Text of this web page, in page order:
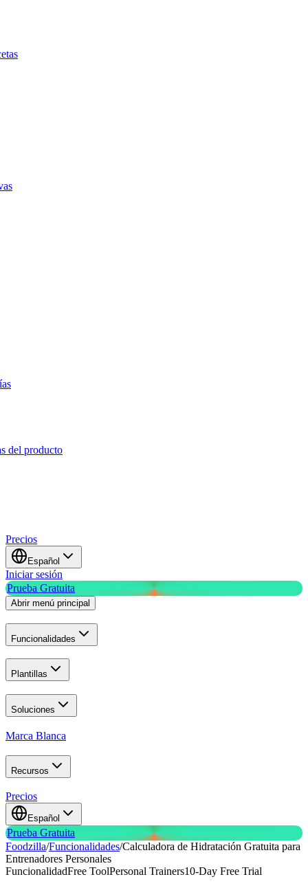
del producto
Precios
Español
Iniciar sesión
Prueba Gratuita
Abrir menú principal
Funcionalidades
Plantillas
Soluciones
Marca Blanca
Recursos
Precios
Español
Prueba Gratuita
Foodzilla/Funcionalidades/Calculadora de Hidratación Gratuita para
Entrenadores Personales
FuncionalidadFree ToolPersonal Trainers10-Day Free Trial